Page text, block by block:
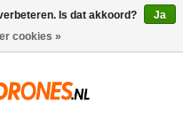
Is dat akkoord?
Ja
cookies »